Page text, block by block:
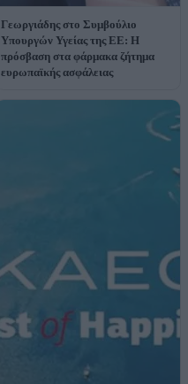
Γεωργιάδης στο Συμβούλιο
Υπουργών Υγείας της ΕΕ: Η
πρόσβαση στα φάρμακα ζήτημα
ευρωπαϊκής ασφάλειας